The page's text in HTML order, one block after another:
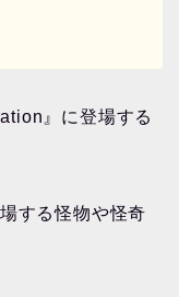
』に登場する
する怪物や怪奇